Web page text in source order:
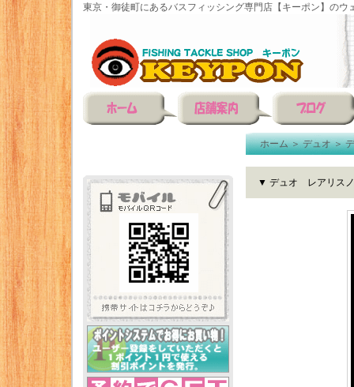
東京・御徒町にあるバスフィッシング専門店【キーポン】のウ
ホーム＞デュオ＞
▼ デュオ レアリス